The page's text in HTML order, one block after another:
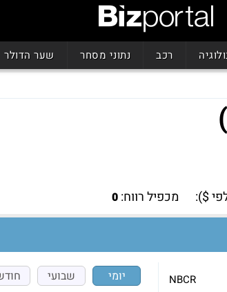
רכב נתוני מסחר שער הדולר
$): מכפיל רווח: 0
NBCR
יומי שבועי